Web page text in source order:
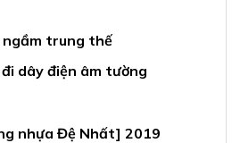
ngầm trung thế
dây điện âm tường
nhựa Đệ Nhất] 2019